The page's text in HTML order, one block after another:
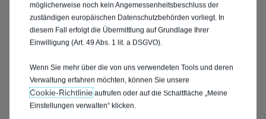
möglicherweise noch kein Angemessenheitsbeschluss der
zuständigen europäischen Datenschutzbehörden vorliegt. In
diesem Fall erfolgt die Übermittlung auf Grundlage Ihrer
Einwilligung (Art. 49 Abs. 1 lit. a DSGVO).
Wenn Sie mehr über die von uns verwendeten Tools und deren
Verwaltung erfahren möchten, können Sie unsere
Cookie‑Richtlinieaufrufen oder auf die Schaltfläche „Meine
Einstellungen verwalten“ klicken.